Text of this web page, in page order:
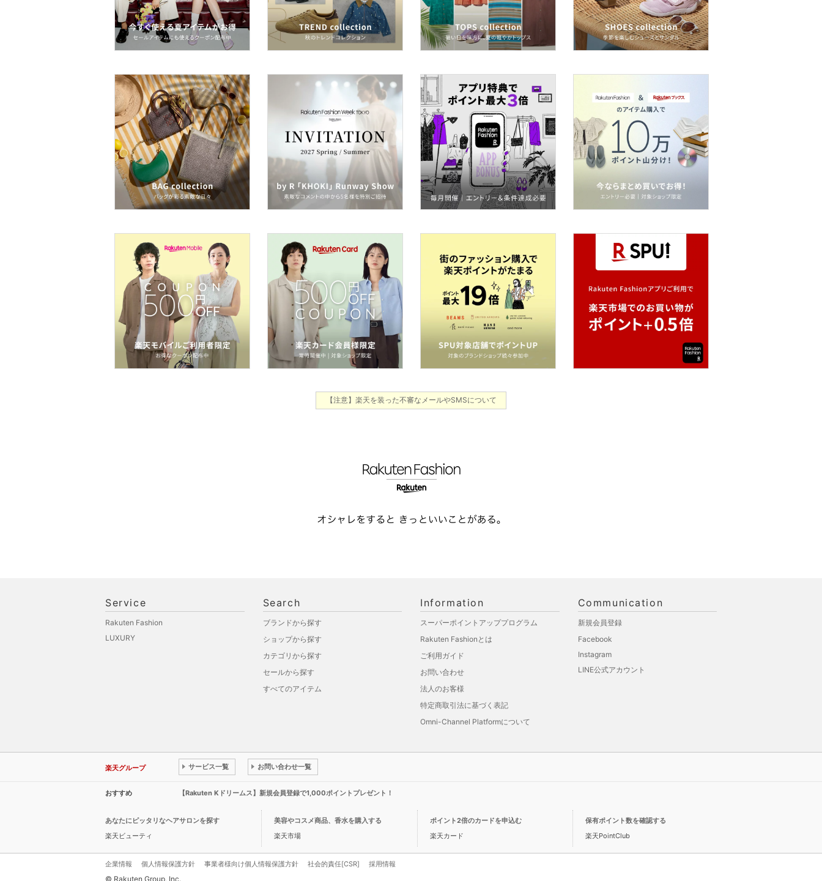
水着・スイムグッズ
着物・浴衣・和装小物
スキンケア
ベースメイク
メイクアップ
ネイル
ボディケア・オーラルケ
ア
フレグランス
メイク道具・美容器具
コフレ・キット・セット
食器・調理器具・キッチ
ン用品
インテリア・生活雑貨
【注意】楽天を装った不審なメールやSMSについて
Service
Rakuten Fashion
LUXURY
Search
ブランドから探す
ショップから探す
カテゴリから探す
セールから探す
すべてのアイテム
Information
スーパーポイントアッププログラム
Rakuten Fashionとは
ご利用ガイド
お問い合わせ
法人のお客様
特定商取引法に基づく表記
Omni-Channel Platformについて
Communication
新規会員登録
Facebook
Instagram
LINE公式アカウント
楽天グループ サービス一覧 お問い合わせ一覧
おすすめ 【Rakuten Kドリームス】新規会員登録で1,000ポイントプレゼント！
あなたにピッタリなヘアサロンを探す
楽天ビューティ
美容やコスメ商品、香水を購入する
楽天市場
ポイント2倍のカードを申込む
楽天カード
保有ポイント数を確認する
楽天PointClub
企業情報 個人情報保護方針 事業者様向け個人情報保護方針 社会的責任[CSR] 採用情報
© Rakuten Group, Inc.